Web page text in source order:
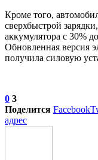
Кроме того,
сверхбыстрой
аккумулятора с 30%
Обновленная версия
получила силовую
0 3
Поделится Facebook
адрес